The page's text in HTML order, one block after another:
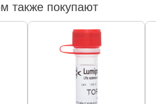
также покупают